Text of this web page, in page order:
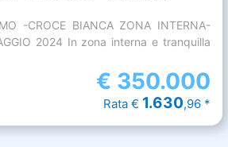
-CROCE BIANCA ZONA INTERNA-
2024 In zona interna e tranquilla
€ 350.000
Rata € 1.630,96 *